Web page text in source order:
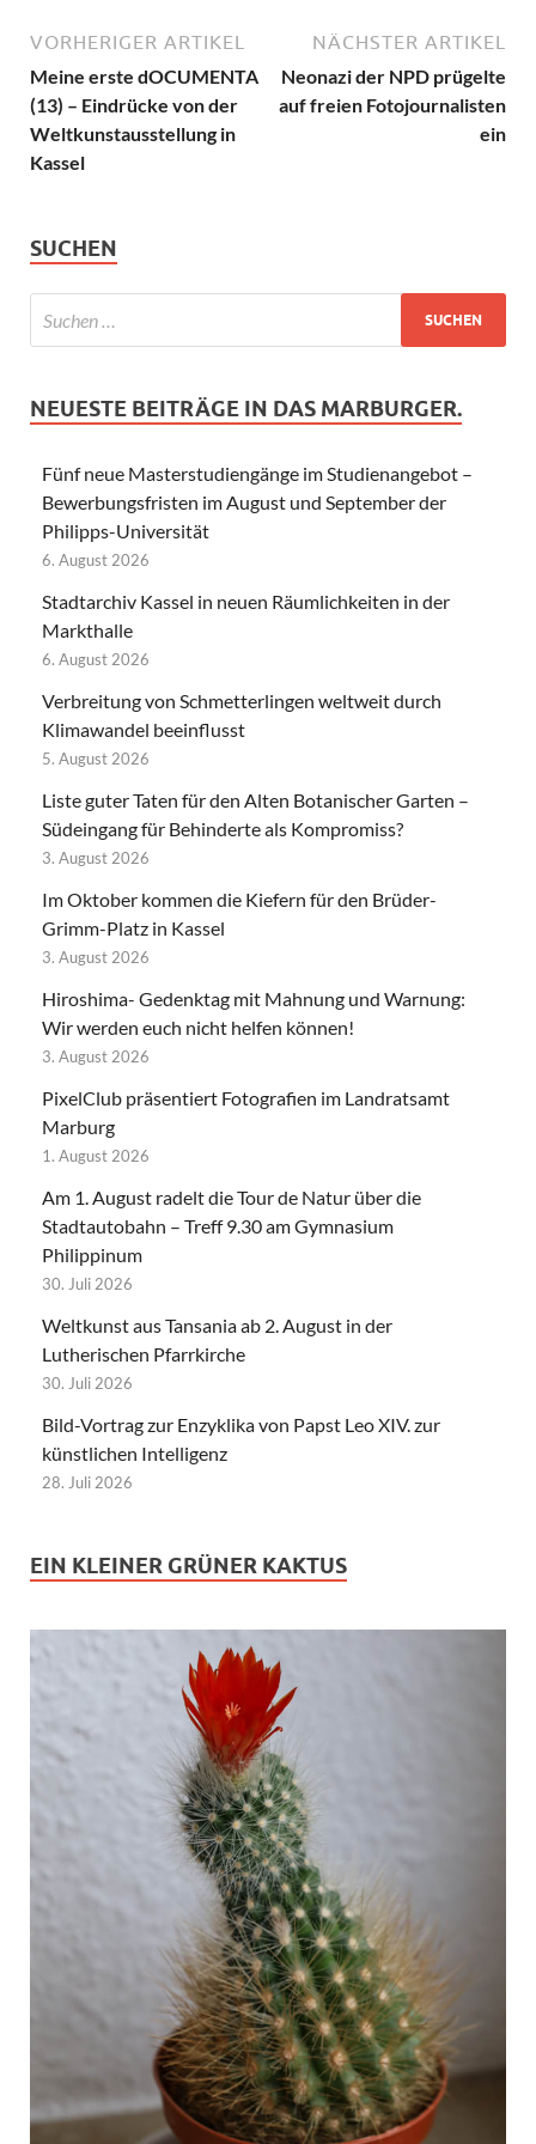
VORHERIGER ARTIKEL
Meine erste dOCUMENTA
(13) – Eindrücke von der
Weltkunstausstellung in
Kassel
NÄCHSTER ARTIKEL
Neonazi der NPD prügelte
auf freien Fotojournalisten
ein
SUCHEN
NEUESTE BEITRÄGE IN DAS MARBURGER.
Fünf neue Masterstudiengänge im Studienangebot –
Bewerbungsfristen im August und September der
Philipps-Universität
6. August 2026
Stadtarchiv Kassel in neuen Räumlichkeiten in der
Markthalle
6. August 2026
Verbreitung von Schmetterlingen weltweit durch
Klimawandel beeinflusst
5. August 2026
Liste guter Taten für den Alten Botanischer Garten –
Südeingang für Behinderte als Kompromiss?
3. August 2026
Im Oktober kommen die Kiefern für den Brüder-
Grimm-Platz in Kassel
3. August 2026
Hiroshima- Gedenktag mit Mahnung und Warnung:
Wir werden euch nicht helfen können!
3. August 2026
PixelClub präsentiert Fotografien im Landratsamt
Marburg
1. August 2026
Am 1. August radelt die Tour de Natur über die
Stadtautobahn – Treff 9.30 am Gymnasium
Philippinum
30. Juli 2026
Weltkunst aus Tansania ab 2. August in der
Lutherischen Pfarrkirche
30. Juli 2026
Bild-Vortrag zur Enzyklika von Papst Leo XIV. zur
künstlichen Intelligenz
28. Juli 2026
EIN KLEINER GRÜNER KAKTUS